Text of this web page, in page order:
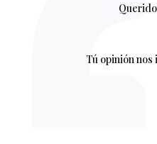
Tú opinión